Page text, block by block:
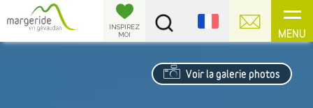
MENU
INSPIREZ
MOI
Voir la galerie photos
Panneau de gestion des cookies